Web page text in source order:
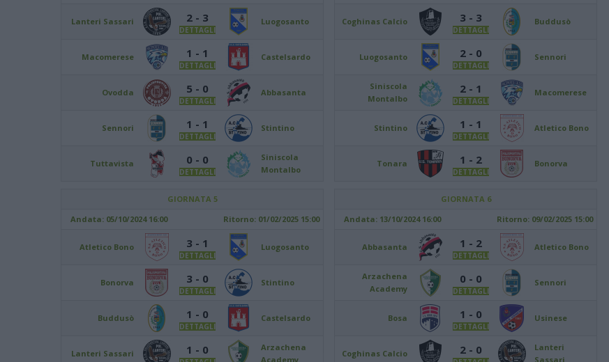
Lanteri Sassari 2 - 3
DETTAGLI
Luogosanto
Macomerese 1 - 1
DETTAGLI
Castelsardo
Ovodda 5 - 0
DETTAGLI
Abbasanta
Sennori 1 - 1
DETTAGLI
Stintino
Tuttavista 0 - 0
DETTAGLI
Siniscola
Montalbo
Coghinas Calcio 3 - 3
DETTAGLI
Buddusò
Luogosanto 2 - 0
DETTAGLI
Sennori
Siniscola
Montalbo
2 - 1
DETTAGLI
Macomerese
Stintino 1 - 1
DETTAGLI
Atletico Bono
Tonara 1 - 2
DETTAGLI
Bonorva
GIORNATA 5
Andata: 05/10/2024 16:00 Ritorno: 01/02/2025 15:00
Atletico Bono 3 - 1
DETTAGLI
Luogosanto
Bonorva 3 - 0
DETTAGLI
Stintino
Buddusò 1 - 0
DETTAGLI
Castelsardo
Lanteri Sassari 1 - 0
Arzachena
Academy
GIORNATA 6
Andata: 13/10/2024 16:00 Ritorno: 09/02/2025 15:00
Abbasanta 1 - 2
DETTAGLI
Atletico Bono
Arzachena
Academy
0 - 0
DETTAGLI
Sennori
Bosa 1 - 0
DETTAGLI
Usinese
Coghinas Calcio 2 - 0
Lanteri
Sassari